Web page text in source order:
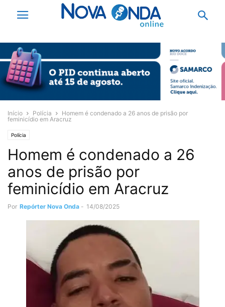
Início Polícia
Homem é condenado a 26 anos de prisão por
feminicídio em Aracruz
Polícia
Homem é condenado a 26
anos de prisão por
feminicídio em Aracruz
Por Repórter Nova Onda - 14/08/2025